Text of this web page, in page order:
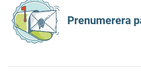
Prenumerera